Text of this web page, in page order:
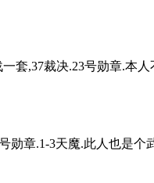
,37裁决.23号勋章.本人
章.1-3天魔.此人也是个